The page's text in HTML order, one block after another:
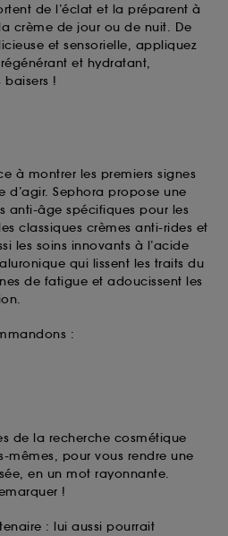
de l’éclat et la préparent à
crème de jour ou de nuit. De
et sensorielle, appliquez
et hydratant,
!
à montrer les premiers signes
d’agir. Sephora propose une
anti-âge spécifiques pour les
classiques crèmes anti-rides et
les soins innovants à l’acide
qui lissent les traits du
de fatigue et adoucissent les
:
de la recherche cosmétique
mêmes, pour vous rendre une
en un mot rayonnante.
!
: lui aussi pourrait